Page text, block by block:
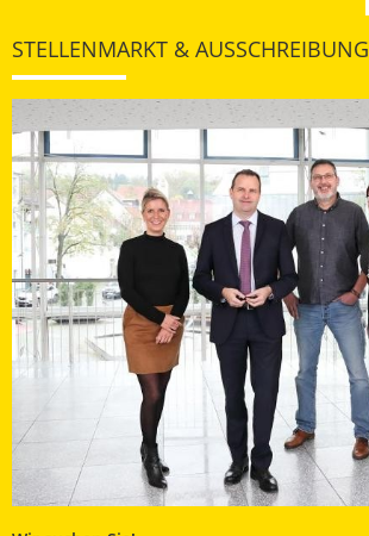
STELLENMARKT & AUSSCHREIBUNG